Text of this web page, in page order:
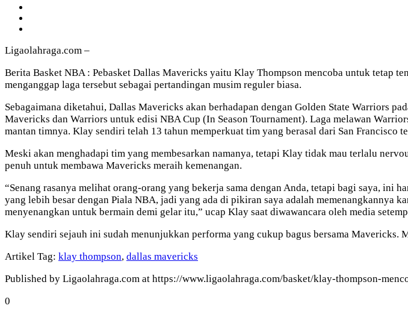
Ligaolahraga.com –
Berita Basket NBA : Pebasket Dallas Mavericks yaitu Klay Thompson mencoba untuk tetap
menganggap laga tersebut sebagai pertandingan musim reguler biasa.
Sebagaimana diketahui, Dallas Mavericks akan berhadapan dengan Golden State Warriors
Mavericks dan Warriors untuk edisi NBA Cup (In Season Tournament). Laga melawan
mantan timnya. Klay sendiri telah 13 tahun memperkuat tim yang berasal dari San Francisco
Meski akan menghadapi tim yang membesarkan namanya, tetapi Klay tidak mau terlalu
penuh untuk membawa Mavericks meraih kemenangan.
“Senang rasanya melihat orang-orang yang bekerja sama dengan Anda, tetapi bagi saya,
yang lebih besar dengan Piala NBA, jadi yang ada di pikiran saya adalah memenangkannya
menyenangkan untuk bermain demi gelar itu,” ucap Klay saat diwawancara oleh media
Klay sendiri sejauh ini sudah menunjukkan performa yang cukup bagus bersama
Artikel Tag: klay thompson, dallas mavericks
Published by Ligaolahraga.com at https://www.ligaolahraga.com/basket/klay-thompson-
0